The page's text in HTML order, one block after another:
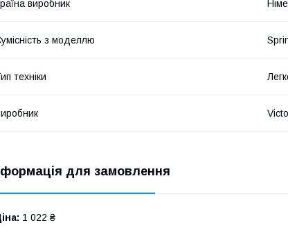
виробник
з моделлю
техніки
для замовлення
1 022 ₴